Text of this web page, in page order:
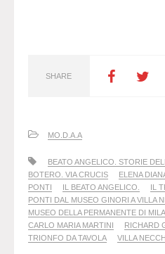
SHARE
MO.D.A.A
BEATO ANGELICO. STORIE
BOTERO. VIA CRUCIS
ELENA
PONTI
IL BEATO ANGELICO.
IL
PONTI DAL MUSEO GINORI A VILLA
MUSEO DELLA PERMANENTE DI
CARLO MARIA MARTINI
RICHARD
TRIONFO DA TAVOLA
VILLA